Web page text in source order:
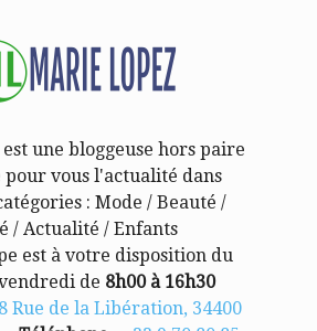
une bloggeuse hors paire
pour vous l'actualité dans
: Mode / Beauté /
/ Actualité / Enfants
est à votre disposition du
de 8h00 à 16h30
Rue de la Libération, 34400